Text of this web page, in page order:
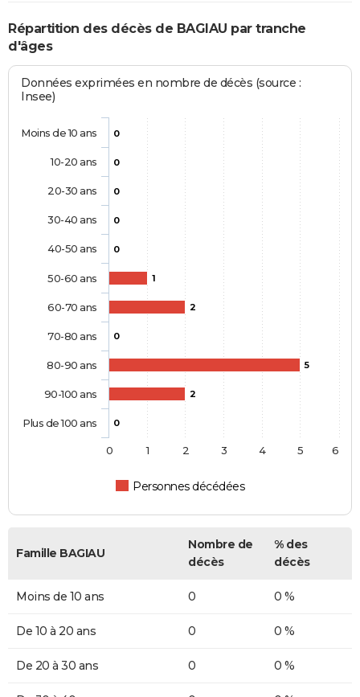
Répartition des décès de BAGIAU par tranche
d'âges
Données exprimées en nombre de décès (source :
Insee)
0
0
0
0
0
1
2
0
5
2
0
Personnes décédées
Moins de 10 ans
10-20 ans
20-30 ans
30-40 ans
40-50 ans
50-60 ans
60-70 ans
70-80 ans
80-90 ans
90-100 ans
Plus de 100 ans
0 1 2 3 4 5 6
Famille BAGIAU
Nombre de
décès
% des
décès
Moins de 10 ans 0 0 %
De 10 à 20 ans 0 0 %
De 20 à 30 ans 0 0 %